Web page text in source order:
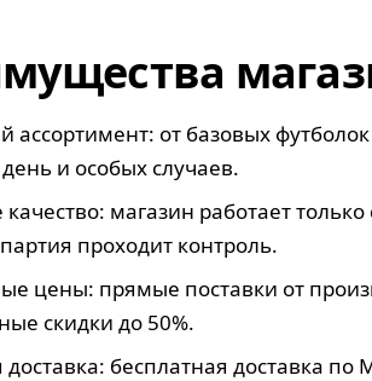
ассортимент: от базовых
и особых случаев.
качество: магазин работает
проходит контроль.
цены: прямые поставки от
скидки до 50%.
бесплатная доставка